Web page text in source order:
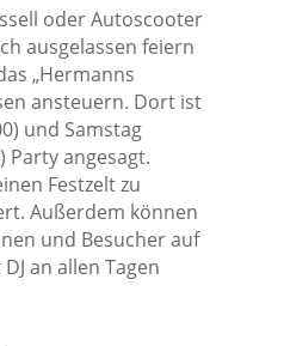
oder Autoscooter
ausgelassen feiern
„Hermanns
ansteuern. Dort ist
und Samstag
Party angesagt.
Festzelt zu
Außerdem können
und Besucher auf
an allen Tagen